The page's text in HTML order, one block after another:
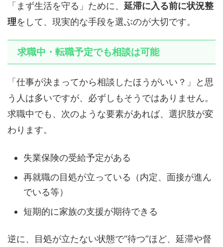
「まず生活を守る」ために、 延滞に入る前に状況整
理をして、現実的な手段を選ぶのが大切です。
求職中・転職予定でも相談は可能
「仕事が決まってから相談したほうがいい？」と思
う人は多いですが、必ずしもそうではありません。
求職中でも、次のような要素があれば、選択肢が変
わります。
失業保険の受給予定がある
再就職の目処が立っている（内定、面接が進ん
でいる等）
短期的に家族の支援が期待できる
逆に、目処が立たない状態で“待つ”ほど、延滞や督